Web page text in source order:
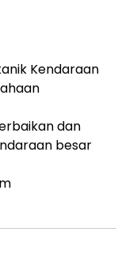
Kendaraan
dan
besar